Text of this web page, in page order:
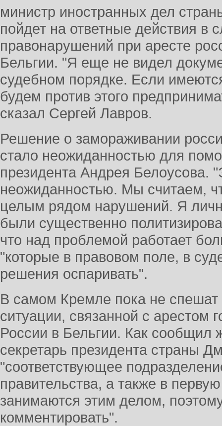
министр иностранных дел
пойдет на ответные действия в
правонарушений при аресте
Бельгии. "Я еще не видел
судебном порядке. Если
будем против этого
сказал Сергей Лавров.
Решение о замораживании
стало неожиданностью для
президента Андрея Белоусова.
неожиданностью. Мы считаем,
целым рядом нарушений. Я
были существенно
что над проблемой работает
"которые в правовом поле, в
решения оспаривать".
В самом Кремле пока не спешат
ситуации, связанной с арестом
России в Бельгии. Как сообщил
секретарь президента страны
"соответствующее
правительства, а также в
занимаются этим делом,
комментировать".